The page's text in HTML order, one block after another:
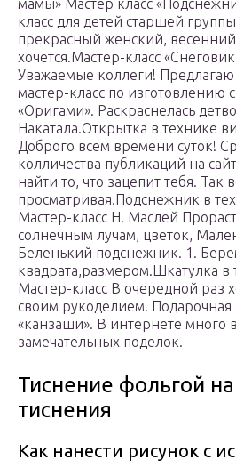
мамы» Мастер класс
класс для детей старшей
прекрасный женский, весенний
хочется.Мастер-класс
Уважаемые коллеги!
мастер-класс по изготовлению
«Оригами». Раскраснелась
Накатала.Открытка в технике
Доброго всем времени суток!
колличества публикаций на
найти то, что зацепит тебя. Так
просматривая.Подснежник в
Мастер-класс Н. Маслей
солнечным лучам, цветок,
Беленький подснежник. 1.
квадрата,размером.Шкатулка в
Мастер-класс В очередной раз
своим рукоделием. Подарочная
«канзаши». В интернете много
замечательных поделок.
Тиснение фольгой
тиснения
Как нанести рисунок с